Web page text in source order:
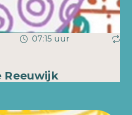
07:15 uur
Reeuwijk